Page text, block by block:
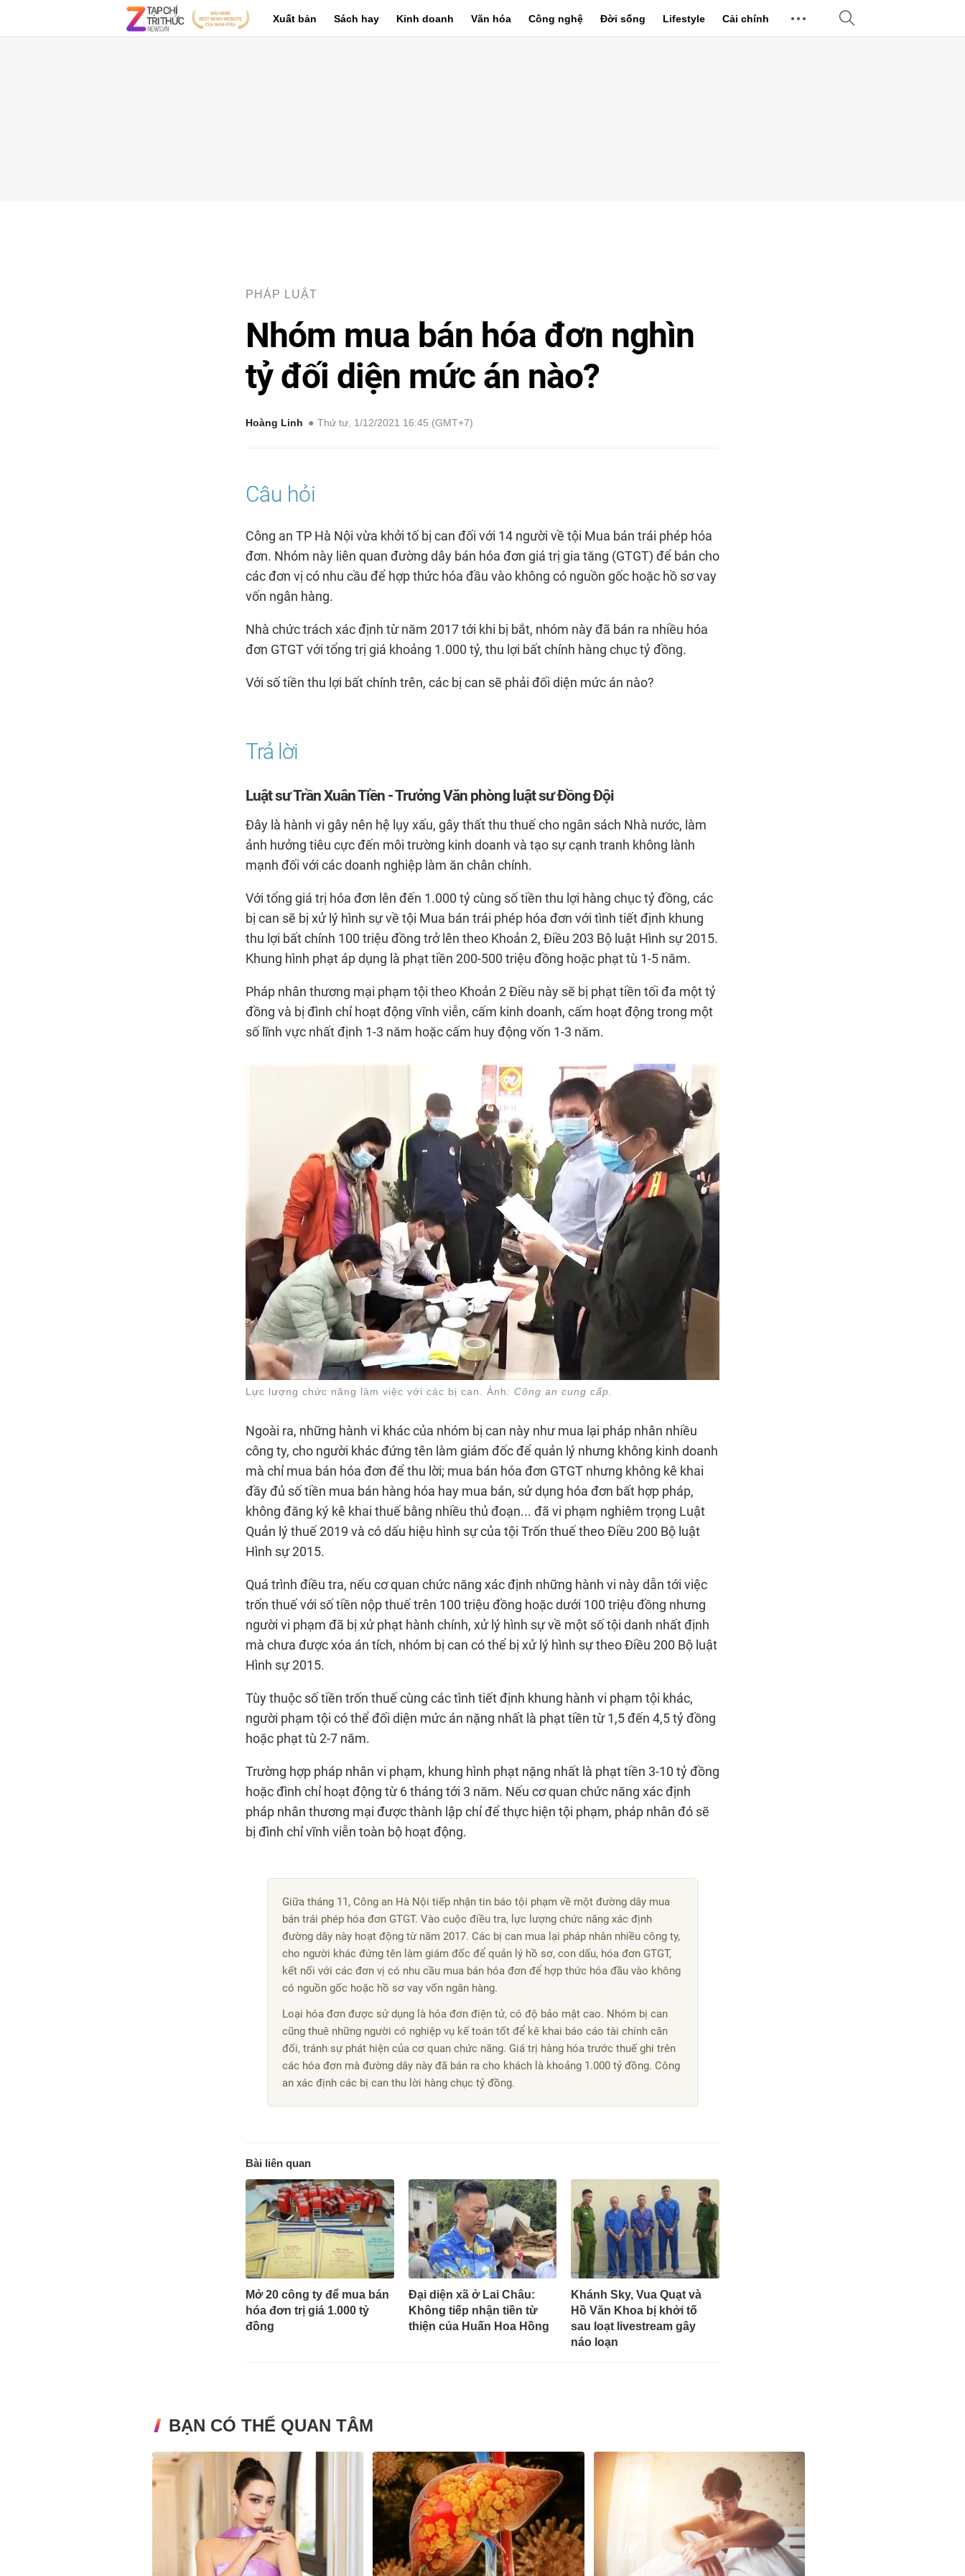
Xuất bản Sách hay Kinh doanh Văn hóa Công nghệ Đời sống Lifestyle Cải chính
PHÁP LUẬT
Nhóm mua bán hóa đơn nghìn
tỷ đối diện mức án nào?
Hoàng Linh Thứ tư, 1/12/2021 16:45 (GMT+7)
Công an TP Hà Nội vừa khởi tố bị can đối với 14 người về tội Mua bán trái phép hóa
đơn. Nhóm này liên quan đường dây bán hóa đơn giá trị gia tăng (GTGT) để bán cho
các đơn vị có nhu cầu để hợp thức hóa đầu vào không có nguồn gốc hoặc hồ sơ vay
vốn ngân hàng.
Nhà chức trách xác định từ năm 2017 tới khi bị bắt, nhóm này đã bán ra nhiều hóa
đơn GTGT với tổng trị giá khoảng 1.000 tỷ, thu lợi bất chính hàng chục tỷ đồng.
Với số tiền thu lợi bất chính trên, các bị can sẽ phải đối diện mức án nào?
Luật sư Trần Xuân Tiền - Trưởng Văn phòng luật sư Đồng Đội
Đây là hành vi gây nên hệ lụy xấu, gây thất thu thuế cho ngân sách Nhà nước, làm
ảnh hưởng tiêu cực đến môi trường kinh doanh và tạo sự cạnh tranh không lành
mạnh đối với các doanh nghiệp làm ăn chân chính.
Với tổng giá trị hóa đơn lên đến 1.000 tỷ cùng số tiền thu lợi hàng chục tỷ đồng, các
bị can sẽ bị xử lý hình sự về tội Mua bán trái phép hóa đơn với tình tiết định khung
thu lợi bất chính 100 triệu đồng trở lên theo Khoản 2, Điều 203 Bộ luật Hình sự 2015.
Khung hình phạt áp dụng là phạt tiền 200-500 triệu đồng hoặc phạt tù 1-5 năm.
Pháp nhân thương mại phạm tội theo Khoản 2 Điều này sẽ bị phạt tiền tối đa một tỷ
đồng và bị đình chỉ hoạt động vĩnh viễn, cấm kinh doanh, cấm hoạt động trong một
số lĩnh vực nhất định 1-3 năm hoặc cấm huy động vốn 1-3 năm.
Lực lượng chức năng làm việc với các bị can. Ảnh: Công an cung cấp.
Ngoài ra, những hành vi khác của nhóm bị can này như mua lại pháp nhân nhiều
công ty, cho người khác đứng tên làm giám đốc để quản lý nhưng không kinh doanh
mà chỉ mua bán hóa đơn để thu lời; mua bán hóa đơn GTGT nhưng không kê khai
đầy đủ số tiền mua bán hàng hóa hay mua bán, sử dụng hóa đơn bất hợp pháp,
không đăng ký kê khai thuế bằng nhiều thủ đoạn... đã vi phạm nghiêm trọng Luật
Quản lý thuế 2019 và có dấu hiệu hình sự của tội Trốn thuế theo Điều 200 Bộ luật
Hình sự 2015.
Quá trình điều tra, nếu cơ quan chức năng xác định những hành vi này dẫn tới việc
trốn thuế với số tiền nộp thuế trên 100 triệu đồng hoặc dưới 100 triệu đồng nhưng
người vi phạm đã bị xử phạt hành chính, xử lý hình sự về một số tội danh nhất định
mà chưa được xóa án tích, nhóm bị can có thể bị xử lý hình sự theo Điều 200 Bộ luật
Hình sự 2015.
Tùy thuộc số tiền trốn thuế cùng các tình tiết định khung hành vi phạm tội khác,
người phạm tội có thể đối diện mức án nặng nhất là phạt tiền từ 1,5 đến 4,5 tỷ đồng
hoặc phạt tù 2-7 năm.
Trường hợp pháp nhân vi phạm, khung hình phạt nặng nhất là phạt tiền 3-10 tỷ đồng
hoặc đình chỉ hoạt động từ 6 tháng tới 3 năm. Nếu cơ quan chức năng xác định
pháp nhân thương mại được thành lập chỉ để thực hiện tội phạm, pháp nhân đó sẽ
bị đình chỉ vĩnh viễn toàn bộ hoạt động.
Giữa tháng 11, Công an Hà Nội tiếp nhận tin báo tội phạm về một đường dây mua
bán trái phép hóa đơn GTGT. Vào cuộc điều tra, lực lượng chức năng xác định
đường dây này hoạt động từ năm 2017. Các bị can mua lại pháp nhân nhiều công ty,
cho người khác đứng tên làm giám đốc để quản lý hồ sơ, con dấu, hóa đơn GTGT,
kết nối với các đơn vị có nhu cầu mua bán hóa đơn để hợp thức hóa đầu vào không
có nguồn gốc hoặc hồ sơ vay vốn ngân hàng.
Loại hóa đơn được sử dụng là hóa đơn điện tử, có độ bảo mật cao. Nhóm bị can
cũng thuê những người có nghiệp vụ kế toán tốt để kê khai báo cáo tài chính cân
đối, tránh sự phát hiện của cơ quan chức năng. Giá trị hàng hóa trước thuế ghi trên
các hóa đơn mà đường dây này đã bán ra cho khách là khoảng 1.000 tỷ đồng. Công
an xác định các bị can thu lời hàng chục tỷ đồng.
Bài liên quan
Mở 20 công ty để mua bán
hóa đơn trị giá 1.000 tỷ
đồng
Đại diện xã ở Lai Châu:
Không tiếp nhận tiền từ
thiện của Huấn Hoa Hồng
Khánh Sky, Vua Quạt và
Hồ Văn Khoa bị khởi tố
sau loạt livestream gây
náo loạn
BẠN CÓ THỂ QUAN TÂM